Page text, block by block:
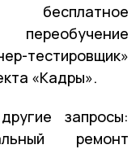
тестировщик»
«Кадры».
запросы:
ремонт